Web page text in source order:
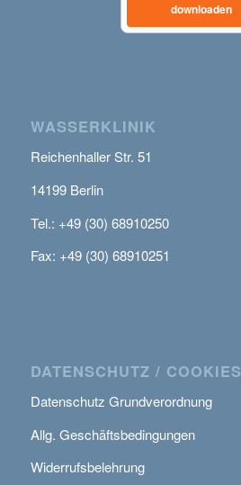
downloaden
WASSERKLINIK
Reichenhaller Str. 51
14199 Berlin
Tel.: +49 (30) 68910250
Fax: +49 (30) 68910251
DATENSCHUTZ / COOKIES
Datenschutz Grundverordnung
Allg. Geschäftsbedingungen
Widerrufsbelehrung